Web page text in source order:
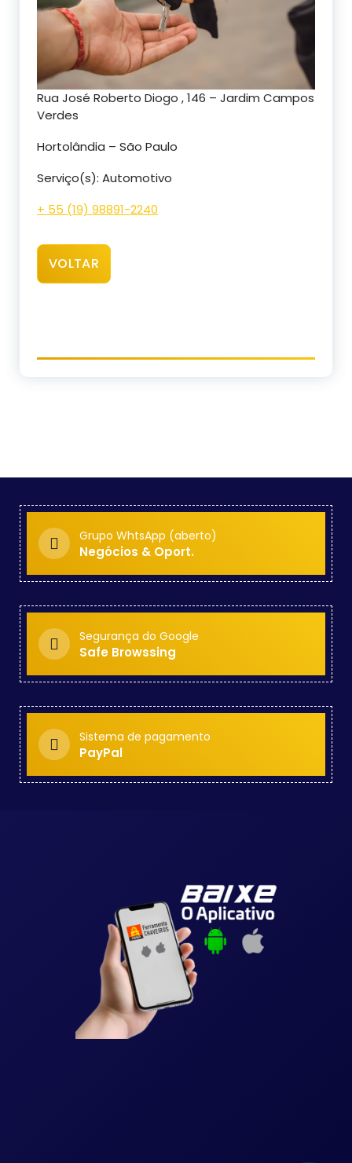
Rua José Roberto Diogo , 146 – Jardim Campos
Verdes
Hortolândia – São Paulo
Serviço(s): Automotivo
+ 55 (19) 98891-2240
VOLTAR
Grupo WhtsApp (aberto)
Negócios & Oport.
Segurança do Google
Safe Browssing
Sistema de pagamento
PayPal